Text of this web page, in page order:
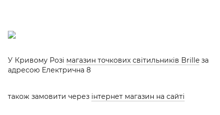
У Кривому Розі магазин точкових світильників Brille за
адресою Електрична 8
також замовити через інтернет магазин на сайті